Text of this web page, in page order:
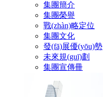
集團簡介
集團榮譽
戰(zhàn)略定位
集團文化
發(fā)展優(yōu)勢
未來規(guī)劃
集團宣傳冊